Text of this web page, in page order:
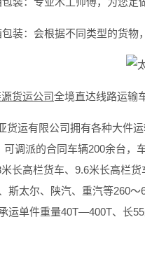
：会根据不同类型的货物
货运公司全境直达线路运输
运有限公司拥有各种大件运
可调派的合同车辆200余台，
长高栏货车、9.6米长高栏
斯太尔、陕汽、重汽等260
运单件重量40T—400T、长